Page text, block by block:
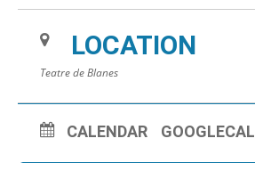
LOCATION
Teatre de Blanes
CALENDAR GOOGLECAL